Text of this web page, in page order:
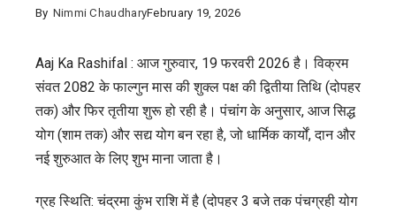
By Nimmi ChaudharyFebruary 19, 2026
Aaj Ka Rashifal : आज गुरुवार, 19 फरवरी 2026 है। विक्रम
संवत 2082 के फाल्गुन मास की शुक्ल पक्ष की द्वितीया तिथि (दोपहर
तक) और फिर तृतीया शुरू हो रही है। पंचांग के अनुसार, आज सिद्ध
योग (शाम तक) और सद्य योग बन रहा है, जो धार्मिक कार्यों, दान और
नई शुरुआत के लिए शुभ माना जाता है।
ग्रह स्थिति: चंद्रमा कुंभ राशि में है (दोपहर 3 बजे तक पंचग्रही योग